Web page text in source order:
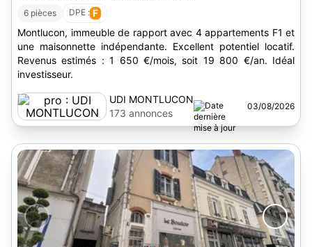
6 pièces DPE : F
Montlucon, immeuble de rapport avec 4 appartements F1 et
une maisonnette indépendante. Excellent potentiel locatif.
Revenus estimés : 1 650 €/mois, soit 19 800 €/an. Idéal
investisseur.
UDI MONTLUCON
173 annonces
03/08/2026